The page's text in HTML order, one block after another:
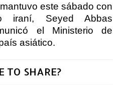
este sábado con
iraní, Seyed Abbas
el Ministerio de
asiático.
TO SHARE?